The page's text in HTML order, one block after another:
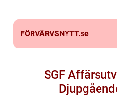
FÖRVÄRVSNYTT.se
SGF